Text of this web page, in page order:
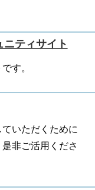
ティサイト
す。
いただくために
非ご活用くださ